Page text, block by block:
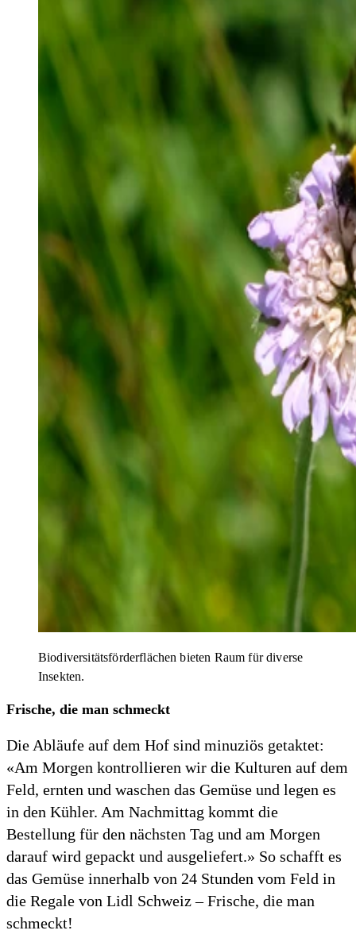
Biodiversitätsförderflächen bieten Raum für diverse
Insekten.
Frische, die man schmeckt
Die Abläufe auf dem Hof sind minuziös getaktet:
«Am Morgen kontrollieren wir die Kulturen auf dem
Feld, ernten und waschen das Gemüse und legen es
in den Kühler. Am Nachmittag kommt die
Bestellung für den nächsten Tag und am Morgen
darauf wird gepackt und ausgeliefert.» So schafft es
das Gemüse innerhalb von 24 Stunden vom Feld in
die Regale von Lidl Schweiz – Frische, die man
schmeckt!